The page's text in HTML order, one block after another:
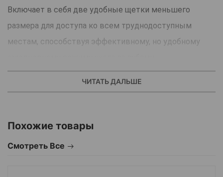
Включает в себя две удобные щетки меньшего
размера для доступа ко всем труднодоступным
местам, способствуя эффективному, но удобному
подходит для того, чтобы познакомить вашу собаку с
полноценного стоматологического режима для
ЧИТАТЬ ДАЛЬШЕ
Похожие товары
Смотреть Все